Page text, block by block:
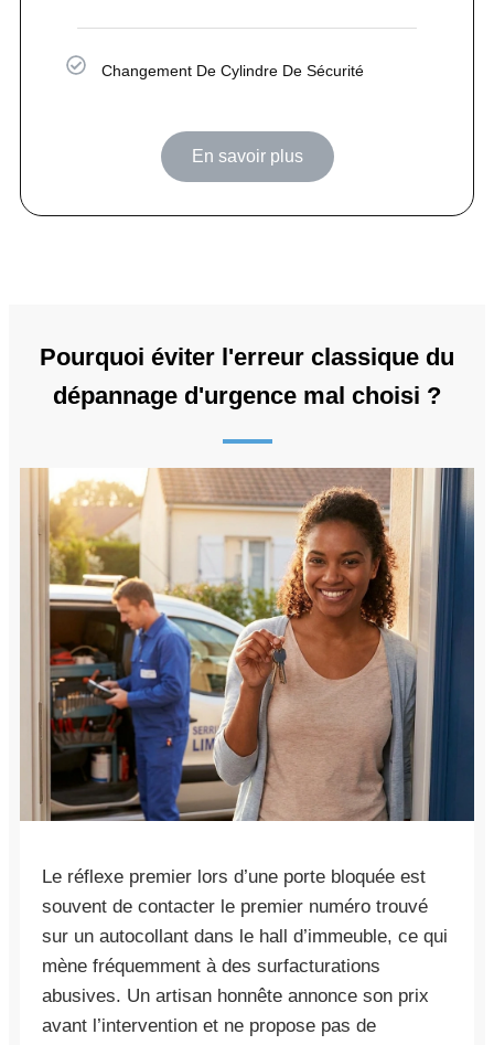
Changement De Cylindre De Sécurité
En savoir plus
Pourquoi éviter l'erreur classique du
dépannage d'urgence mal choisi ?
Le réflexe premier lors d’une porte bloquée est
souvent de contacter le premier numéro trouvé
sur un autocollant dans le hall d’immeuble, ce qui
mène fréquemment à des surfacturations
abusives. Un artisan honnête annonce son prix
avant l’intervention et ne propose pas de